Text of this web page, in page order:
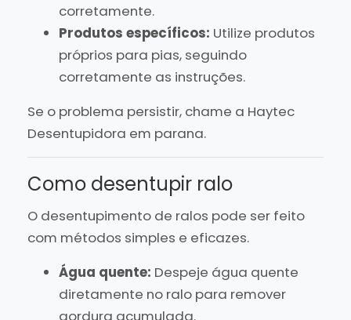
corretamente.
Produtos específicos: Utilize produtos
próprios para pias, seguindo
corretamente as instruções.
Se o problema persistir, chame a Haytec
Desentupidora em parana.
Como desentupir ralo
O desentupimento de ralos pode ser feito
com métodos simples e eficazes.
Água quente: Despeje água quente
diretamente no ralo para remover